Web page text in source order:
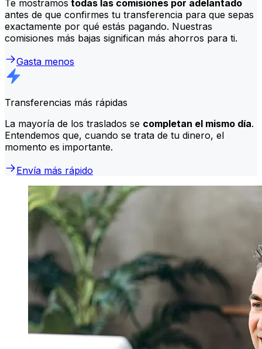
Te mostramos todas las comisiones por adelantado
antes de que confirmes tu transferencia para que sepas
exactamente por qué estás pagando. Nuestras
comisiones más bajas significan más ahorros para ti.
Gasta menos
Transferencias más rápidas
La mayoría de los traslados se completan el mismo día.
Entendemos que, cuando se trata de tu dinero, el
momento es importante.
Envía más rápido